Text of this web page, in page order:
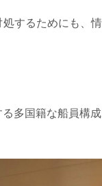
するためにも、
多国籍な船員構成